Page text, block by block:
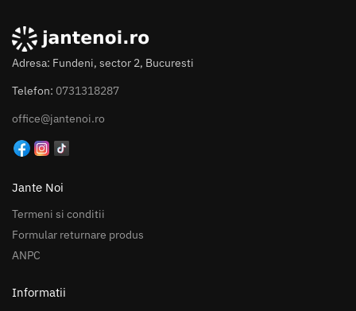
Adresa: Fundeni, sector 2, Bucuresti
Telefon: 0731318287
office@jantenoi.ro
Jante Noi
Termeni si conditii
Formular returnare produs
ANPC
Informatii